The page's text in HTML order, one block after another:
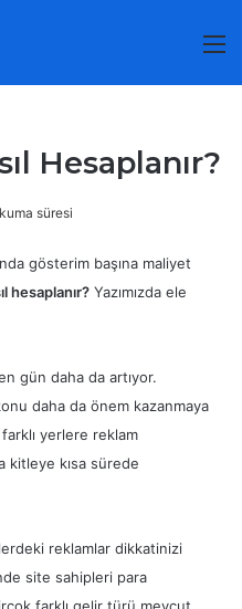
Hesaplanır?
süresi
gösterim başına maliyet
hesaplanır? Yazımızda ele
gün daha da artıyor.
daha da önem kazanmaya
yerlere reklam
kitleye kısa sürede
lerdeki reklamlar dikkatinizi
site sahipleri para